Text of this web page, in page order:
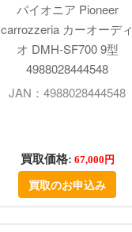
パイオニア Pioneer
carrozzeria カーオーディ
オ DMH-SF700 9型
4988028444548
JAN：4988028444548
買取価格: 67,000円
買取のお申込み